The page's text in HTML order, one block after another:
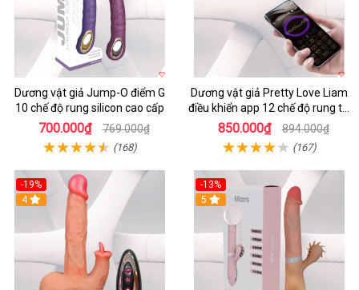
Dương vật giả Jump-O điểm G
10 chế độ rung silicon cao cấp
700.000₫ 769.000₫
(168)
Dương vật giả Pretty Love Liam
điều khiển app 12 chế độ rung tai
thỏ siêu hot
850.000₫ 894.000₫
(167)
-19%
4
-13%
5